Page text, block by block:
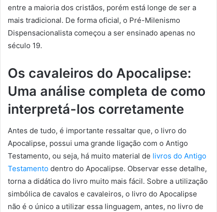
entre a maioria dos cristãos, porém está longe de ser a
mais tradicional. De forma oficial, o Pré-Milenismo
Dispensacionalista começou a ser ensinado apenas no
século 19.
Os cavaleiros do Apocalipse:
Uma análise completa de como
interpretá-los corretamente
Antes de tudo, é importante ressaltar que, o livro do
Apocalipse, possui uma grande ligação com o Antigo
Testamento, ou seja, há muito material de livros do Antigo
Testamento dentro do Apocalipse. Observar esse detalhe,
torna a didática do livro muito mais fácil. Sobre a utilização
simbólica de cavalos e cavaleiros, o livro do Apocalipse
não é o único a utilizar essa linguagem, antes, no livro de